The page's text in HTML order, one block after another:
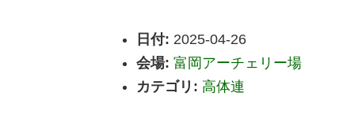
日付: 2025-04-26
会場: 富岡アーチェリー場
カテゴリ: 高体連